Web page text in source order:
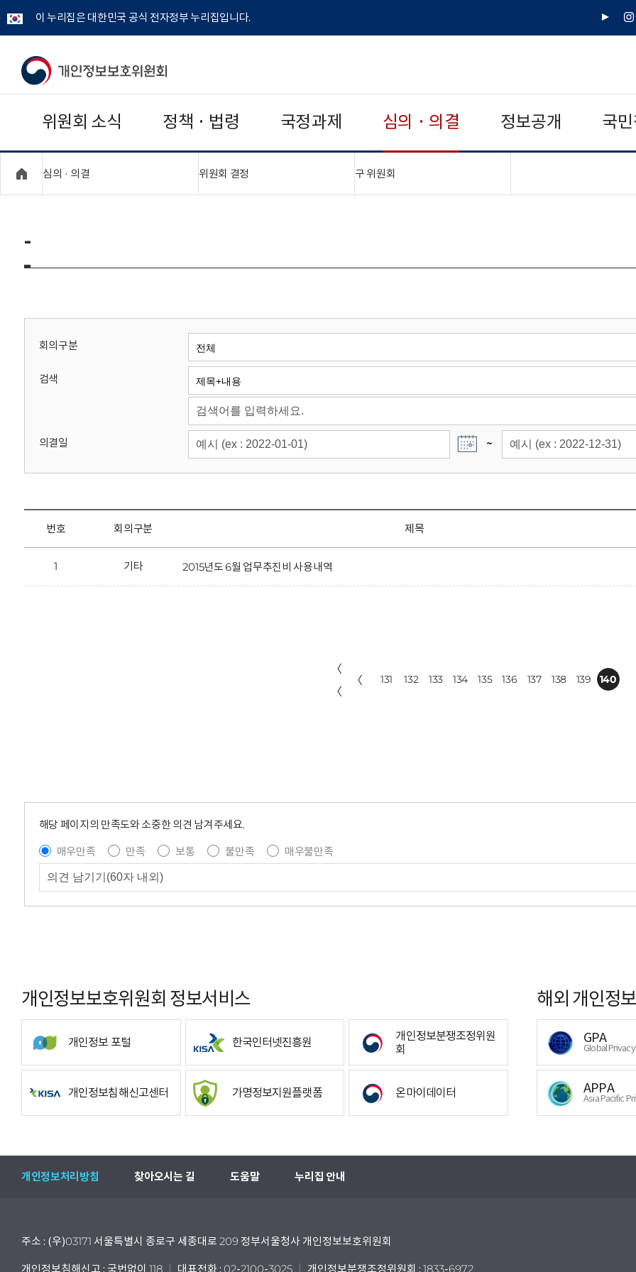
이 누리집은 대한민국 공식 전자정부 누리집입니다.
유
인
개
보
보
위
회
위원회 소식 정책 · 법령 국정과제 심의 · 의결 정보공개 국
심의 · 의결 위원회 결정 구 위원회
-
회의구분
검색
의결일 ~
번호 회의구분 제목
1 기타 2015년도 6월 업무추진비 사용내역
〈
〈
〈 131 132 133 134 135 136 137 138 139 140
해당 페이지의 만족도와 소중한 의견 남겨주세요.
매우만족
만족 보통 불만족 매우불만족
개인정보보호위원회 정보서비스
개인정보 포털 한국인터넷진흥원
개인정보분쟁조정위원
회
개인정보침해신고센터 가명정보지원플랫폼 온마이데이터
해외 개인정
GPA
Global
APPA
Asia Pacific
개인정보처리방침 찾아오시는 길 도움말 누리집 안내
주소 : (우)03171 서울특별시 종로구 세종대로 209 정부서울청사 개인정보보호위원회
개인정보침해신고 : 국번없이 118 대표전화 : 02-2100-3025 개인정보분쟁조정위원회 : 1833-6972